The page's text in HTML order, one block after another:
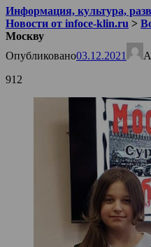
Информация, культура,
Новости от infoce-klin.ru >
Москву
Опубликовано03.12.2021
912